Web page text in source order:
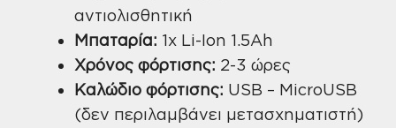
αντιολισθητική
Μπαταρία: 1x Li-Ion 1.5Ah
Χρόνος φόρτισης: 2-3 ώρες
Καλώδιο φόρτισης: USB – MicroUSB
(δεν περιλαμβάνει μετασχηματιστή)